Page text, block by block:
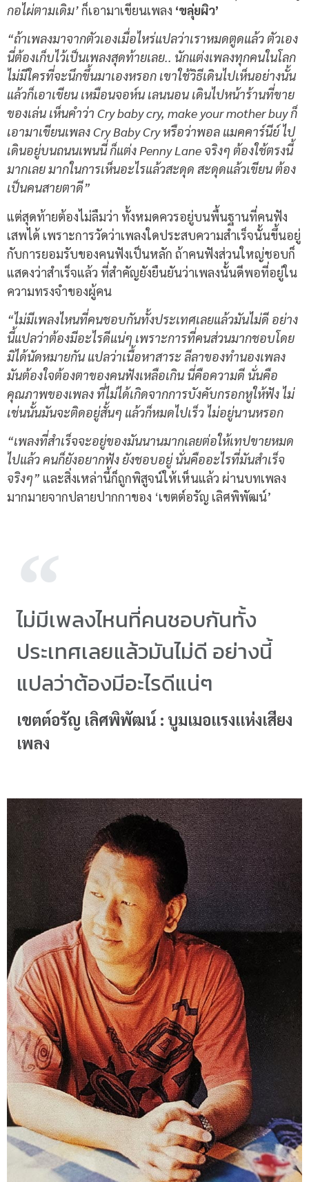
กอไผ่ตามเดิม’ก็เอามาเขียนเพลง ‘ขลุ่ยผิว’
“ถ้าเพลงมาจากตัวเองเมื่อไหร่แปลว่าเราหมดตูดแล้ว ตัวเอง
นี่ต้องเก็บไว้เป็นเพลงสุดท้ายเลย.. นักแต่งเพลงทุกคนในโลก
ไม่มีใครที่จะนึกขึ้นมาเองหรอก เขาใช้วิธีเดินไปเห็นอย่างนั้น
แล้วก็เอาเขียน เหมือนจอห์น เลนนอน เดินไปหน้าร้านที่ขาย
ของเล่น เห็นคำว่า Cry baby cry, make your mother buy ก็
เอามาเขียนเพลง Cry Baby Cry หรือว่าพอล แมคคาร์นีย์ ไป
เดินอยู่บนถนนเพนนี่ ก็แต่ง Penny Lane จริงๆ ต้องใช้ตรงนี้
มากเลย มากในการเห็นอะไรแล้วสะดุด สะดุดแล้วเขียน ต้อง
เป็นคนสายตาดี”
แต่สุดท้ายต้องไม่ลืมว่า ทั้งหมดควรอยู่บนพื้นฐานที่คนฟัง
เสพได้ เพราะการวัดว่าเพลงใดประสบความสำเร็จนั้นขึ้นอยู่
กับการยอมรับของคนฟังเป็นหลัก ถ้าคนฟังส่วนใหญ่ชอบก็
แสดงว่าสำเร็จแล้ว ที่สำคัญยังยืนยันว่าเพลงนั้นดีพอที่อยู่ใน
ความทรงจำของผู้คน
“ไม่มีเพลงไหนที่คนชอบกันทั้งประเทศเลยแล้วมันไม่ดี อย่าง
นี้แปลว่าต้องมีอะไรดีแน่ๆ เพราะการที่คนส่วนมากชอบโดย
มิได้นัดหมายกัน แปลว่าเนื้อหาสาระ ลีลาของทำนองเพลง
มันต้องใจต้องตาของคนฟังเหลือเกิน นี่คือความดี นั่นคือ
คุณภาพของเพลง ที่ไม่ได้เกิดจากการบังคับกรอกหูให้ฟัง ไม่
เช่นนั้นมันจะติดอยู่สั้นๆ แล้วก็หมดไปเร็ว ไม่อยู่นานหรอก
“เพลงที่สำเร็จจะอยู่ของมันนานมากเลยต่อให้เทปขายหมด
ไปแล้ว คนก็ยังอยากฟัง ยังชอบอยู่ นั่นคืออะไรที่มันสำเร็จ
จริงๆ” และสิ่งเหล่านี้ก็ถูกพิสูจน์ให้เห็นแล้ว ผ่านบทเพลง
มากมายจากปลายปากกาของ ‘เขตต์อรัญ เลิศพิพัฒน์’
ไม่มีเพลงไหนที่คนชอบกันทั้ง
ประเทศเลยแล้วมันไม่ดี อย่างนี้
แปลว่าต้องมีอะไรดีแน่ๆ
เขตต์อรัญ เลิศพิพัฒน์ : บูมเมอแรงแห่งเสียง
เพลง